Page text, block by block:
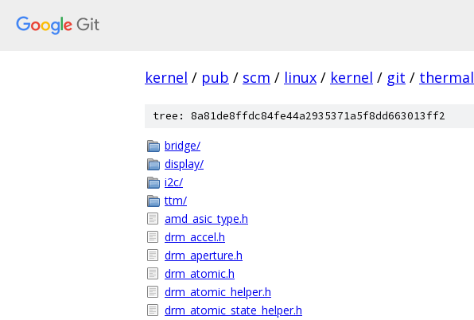
kernel / pub / scm / linux / kernel / git / thermal
tree: 8a81de8ffdc84fe44a2935371a5f8dd663013ff2
bridge/
display/
i2c/
ttm/
amd_asic_type.h
drm_accel.h
drm_aperture.h
drm_atomic.h
drm_atomic_helper.h
drm_atomic_state_helper.h